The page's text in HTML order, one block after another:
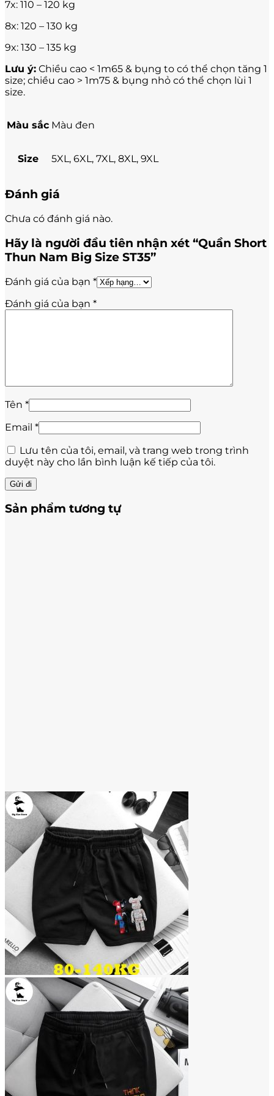
7x: 110 – 120 kg
8x: 120 – 130 kg
9x: 130 – 135 kg
Lưu ý: Chiều cao < 1m65 & bụng to có thể chọn tăng 1
size; chiều cao > 1m75 & bụng nhỏ có thể chọn lùi 1
size.
Màu sắc Màu đen
Size 5XL, 6XL, 7XL, 8XL, 9XL
Đánh giá
Chưa có đánh giá nào.
Hãy là người đầu tiên nhận xét “Quần Short
Thun Nam Big Size ST35”
Đánh giá của bạn *
Đánh giá của bạn *
Tên *
Email *
Lưu tên của tôi, email, và trang web trong trình
duyệt này cho lần bình luận kế tiếp của tôi.
Sản phẩm tương tự